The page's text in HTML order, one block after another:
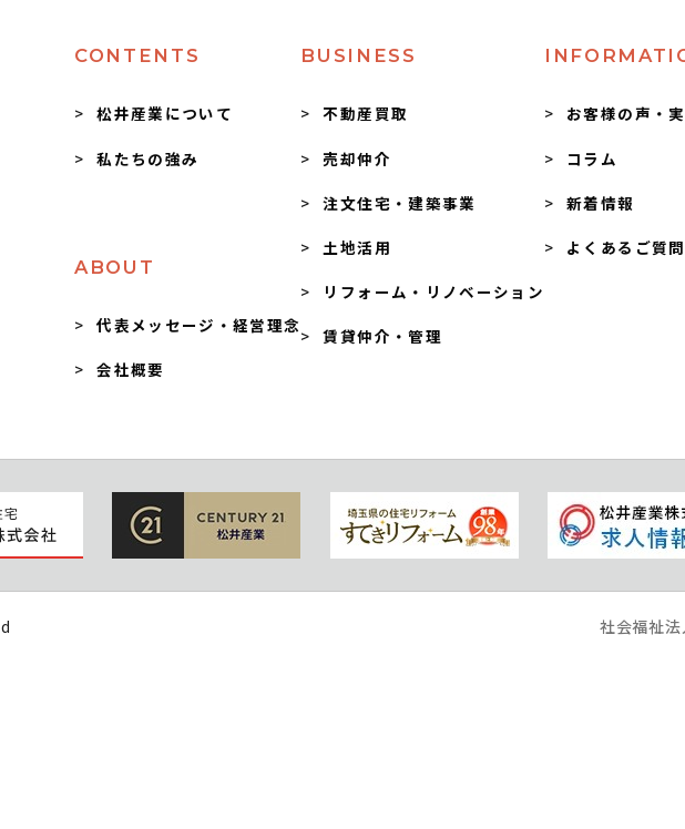
CONTENTS
松井産業について
私たちの強み
ABOUT
代表メッセージ・経営理念
会社概要
BUSINESS
不動産買取
売却仲介
注文住宅・建築事業
土地活用
リフォーム・リノベーション
賃貸仲介・管理
お客様の声・
コラム
新着情報
よくあるご質問
社会福祉